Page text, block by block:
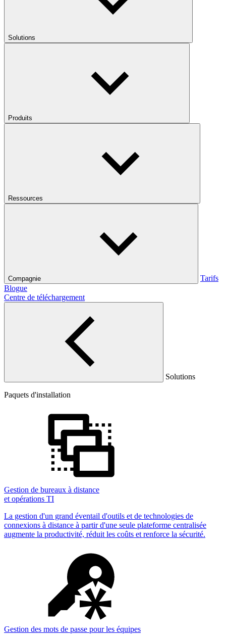
Solutions
Produits
Ressources
Compagnie
Tarifs
Blogue
Centre de téléchargement
Solutions
Paquets d'installation
Gestion de bureaux à distance
et opérations TI
La gestion d'un grand éventail d'outils et de technologies de
connexions à distance à partir d'une seule plateforme centralisée
augmente la productivité, réduit les coûts et renforce la sécurité.
Gestion des mots de passe pour les équipes